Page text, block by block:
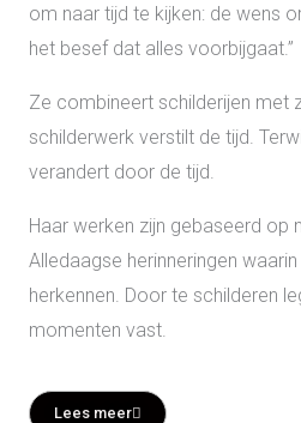
om naar tijd te kijken: de wens
het besef dat alles voorbijgaat.”
Ze combineert schilderijen met
schilderwerk verstilt de tijd.
verandert door de tijd.
Haar werken zijn gebaseerd op
Alledaagse herinneringen
herkennen . Door te schilderen
momenten vast.
Lees meer